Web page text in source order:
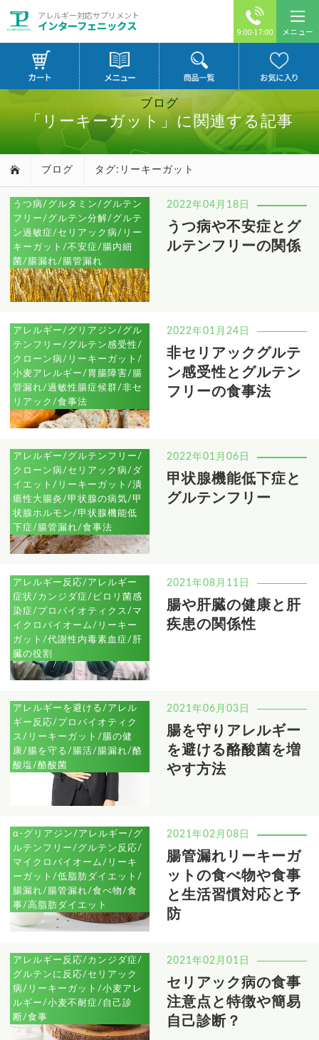
アレルギー対応サプリメント
インターフェニックス 9:00-17:00 メニュー
ブログ
「リーキーガット」に関連する記事
ブログ タグ:リーキーガット
うつ病/グルタミン/グルテン
フリー/グルテン分解/グルテ
ン過敏症/セリアック病/リー
キーガット/不安症/腸内細
菌/腸漏れ/腸管漏れ
2022年04月18日
うつ病や不安症とグ
ルテンフリーの関係
アレルギー/グリアジン/グル
テンフリー/グルテン感受性/
クローン病/リーキーガット/
小麦アレルギー/胃腸障害/腸
管漏れ/過敏性腸症候群/非セ
リアック/食事法
2022年01月24日
非セリアックグルテ
ン感受性とグルテン
フリーの食事法
アレルギー/グルテンフリー/
クローン病/セリアック病/ダ
イエット/リーキーガット/潰
瘍性大腸炎/甲状腺の病気/甲
状腺ホルモン/甲状腺機能低
下症/腸管漏れ/食事法
2022年01月06日
甲状腺機能低下症と
グルテンフリー
アレルギー反応/アレルギー
症状/カンジダ症/ピロリ菌感
染症/プロバイオティクス/マ
イクロバイオーム/リーキー
ガット/代謝性内毒素血症/肝
臓の役割
2021年08月11日
腸や肝臓の健康と肝
疾患の関係性
アレルギーを避ける/アレル
ギー反応/プロバイオティク
ス/リーキーガット/腸の健
康/腸を守る/腸活/腸漏れ/酪
酸塩/酪酸菌
2021年06月03日
腸を守りアレルギー
を避ける酪酸菌を増
やす方法
α-グリアジン/アレルギー/グ
ルテンフリー/グルテン反応/
マイクロバイオーム/リーキ
ーガット/低脂肪ダイエット/
腸漏れ/腸管漏れ/食べ物/食
事/高脂肪ダイエット
2021年02月08日
腸管漏れリーキーガ
ットの食べ物や食事
と生活習慣対応と予
防
アレルギー反応/カンジダ症/
グルテンに反応/セリアック
病/リーキーガット/小麦アレ
ルギー/小麦不耐症/自己診
断/食事
2021年02月01日
セリアック病の食事
注意点と特徴や簡易
自己診断？